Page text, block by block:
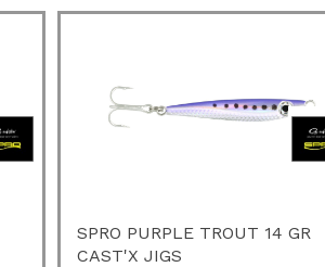
SPRO PURPLE TROUT 14 GR
CAST'X JIGS